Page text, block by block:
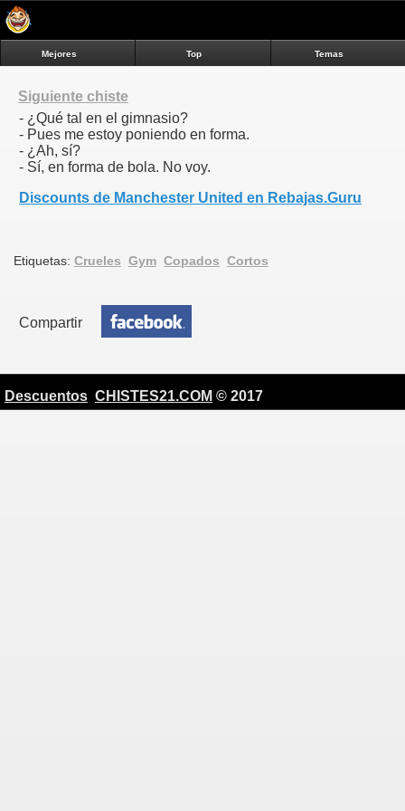
Mejores Top Temas
Siguiente chiste
- ¿Qué tal en el gimnasio?
- Pues me estoy poniendo en forma.
- ¿Ah, sí?
- Sí, en forma de bola. No voy.
Discounts de Manchester United en Rebajas.Guru
Etiquetas: Crueles Gym Copados Cortos
Compartir
Descuentos CHISTES21.COM © 2017